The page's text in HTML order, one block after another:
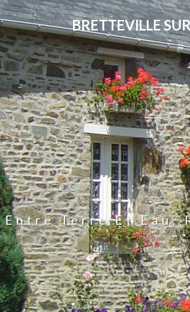
BRETTEVILLE
Entre Terre Et Eau,